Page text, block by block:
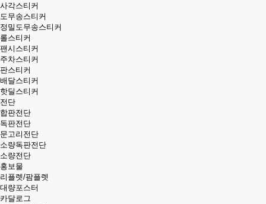
사각스티커
도무송스티커
정밀도무송스티커
롤스티커
팬시스티커
주차스티커
판스티커
배달스티커
핫딜스티커
전단
합판전단
독판전단
문고리전단
소량독판전단
소량전단
홍보물
리플렛/팜플렛
대량포스터
카달로그